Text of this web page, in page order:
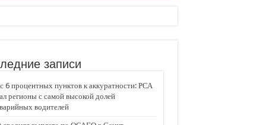
«Движение»
записи
6 процентных пунктов к аккуратности: РСА
регионы с самой высокой долей
водителей